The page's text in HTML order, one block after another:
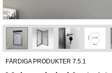
FÄRDIGA PRODUKTER 7.5.1